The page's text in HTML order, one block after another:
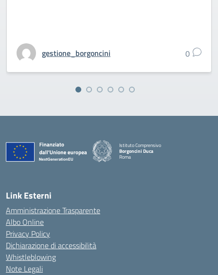
gestione_borgoncini 0
Istituto Comprensivo
Borgoncini Duca
Roma
Link Esterni
Amministrazione Trasparente
Albo Online
Privacy Policy
Dichiarazione di accessibilità
Whistleblowing
Note Legali